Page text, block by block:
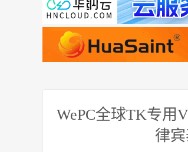
WePC全球TK专用
律